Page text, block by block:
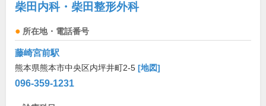
柴田内科・柴田整形外科
所在地・電話番号
藤崎宮前駅
熊本県熊本市中央区内坪井町2-5 [地図]
096-359-1231